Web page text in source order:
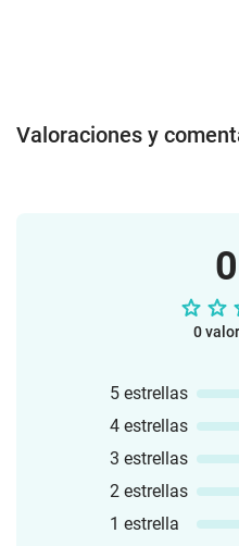
Valoraciones y
0
5 estrellas
4 estrellas
3 estrellas
2 estrellas
1 estrella